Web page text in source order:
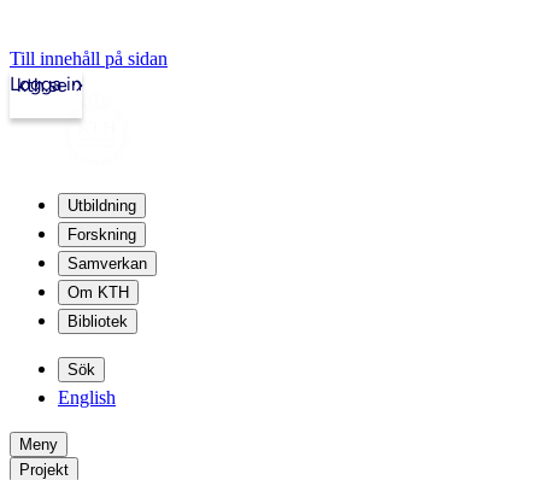
Till innehåll på sidan
kth.se
Logga in
Utbildning
Forskning
Samverkan
Om KTH
Bibliotek
Sök
English
Meny
Projekt